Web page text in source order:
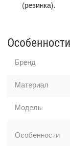
(резинка).
Особенности
Бренд
Материал
Модель
Особенности